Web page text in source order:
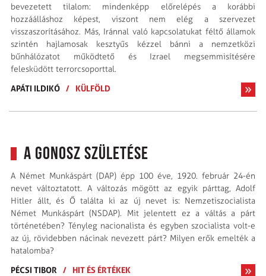
bevezetett tilalom: mindenképp előrelépés a korábbi
hozzáálláshoz képest, viszont nem elég a szervezet
visszaszorításához. Más, Iránnal való kapcsolatukat féltő államok
szintén hajlamosak kesztyűs kézzel bánni a nemzetközi
bűnhálózatot működtető és Izrael megsemmisítésére
felesküdött terrorcsoporttal.
APÁTI ILDIKÓ / KÜLFÖLD
A gonosz születése
A Német Munkáspárt (DAP) épp 100 éve, 1920. február 24-én
nevet változtatott. A változás mögött az egyik párttag, Adolf
Hitler állt, és Ő találta ki az új nevet is: Nemzetiszocialista
Német Munkáspárt (NSDAP). Mit jelentett ez a váltás a párt
történetében? Tényleg nacionalista és egyben szocialista volt-e
az új, rövidebben nácinak nevezett párt? Milyen erők emelték a
hatalomba?
PÉCSI TIBOR
/ HIT ÉS ÉRTÉKEK